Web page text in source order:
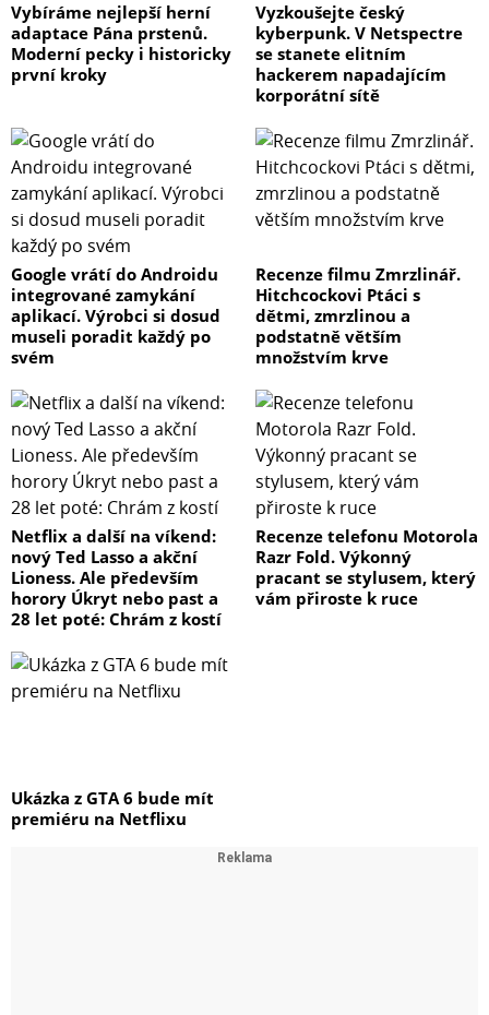
Vybíráme nejlepší herní
adaptace Pána prstenů.
Moderní pecky i historicky
první kroky
Vyzkoušejte český
kyberpunk. V Netspectre
se stanete elitním
hackerem napadajícím
korporátní sítě
Google vrátí do Androidu
integrované zamykání
aplikací. Výrobci si dosud
museli poradit každý po
svém
Recenze filmu Zmrzlinář.
Hitchcockovi Ptáci s
dětmi, zmrzlinou a
podstatně větším
množstvím krve
Netflix a další na víkend:
nový Ted Lasso a akční
Lioness. Ale především
horory Úkryt nebo past a
28 let poté: Chrám z kostí
Recenze telefonu Motorola
Razr Fold. Výkonný
pracant se stylusem, který
vám přiroste k ruce
Ukázka z GTA 6 bude mít
premiéru na Netflixu